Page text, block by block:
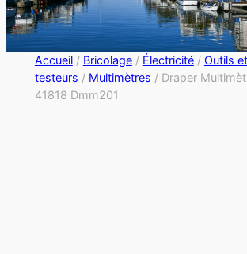
Accueil/ Bricolage/ Électricité/ Outils et
testeurs / Multimètres / Draper
41818 Dmm201